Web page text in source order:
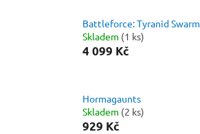
Battleforce: Tyranid Swarm
Skladem (1 ks)
4 099 Kč
Hormagaunts
Skladem (2 ks)
929 Kč